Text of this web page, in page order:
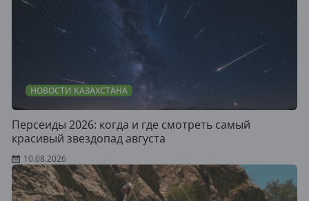
НОВОСТИ КАЗАХСТАНА
Персеиды 2026: когда и где смотреть самый
красивый звездопад августа
10.08.2026